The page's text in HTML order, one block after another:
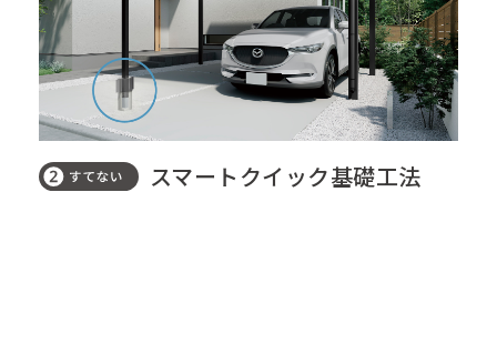
スマートクイック基礎工法